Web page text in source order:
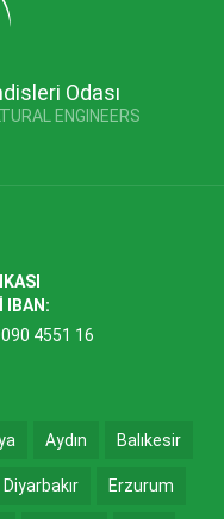
Odası
ENGINEERS
IBAN:
4551 16
Aydın Balıkesir
Diyarbakır Erzurum